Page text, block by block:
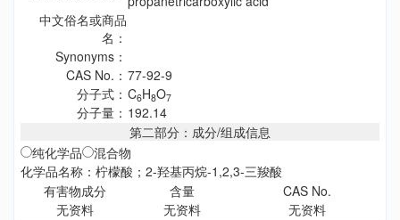
中文俗名或商品
名：
Synonyms：
CAS No.： 77-92-9
分子式： C6H8O7
分子量： 192.14
第二部分：成分/组成信息
纯化学品
混合物
化学品名称：柠檬酸；2-羟基丙烷-1,2,3-三羧酸
有害物成分
含量
CAS No.
无资料
无资料
无资料